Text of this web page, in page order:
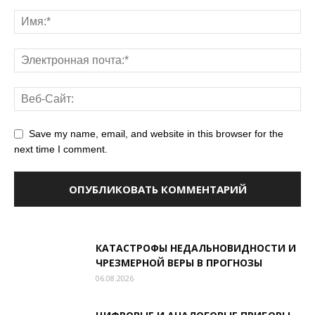
Save my name, email, and website in this browser for the
next time I comment.
КАТАСТРОФЫ НЕДАЛЬНОВИДНОСТИ И
ЧРЕЗМЕРНОЙ ВЕРЫ В ПРОГНОЗЫ
06.08.2026